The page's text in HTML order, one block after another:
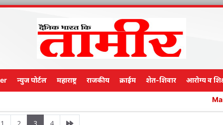
न्युज पोर्टल महाराष्ट्र राजकीय क्राईम शेत-शिवार आरोग्य व
Main Edition